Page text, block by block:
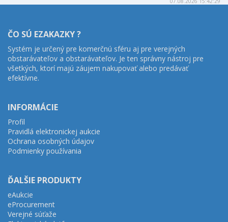
ČO SÚ EZAKAZKY ?
Systém je určený pre komerčnú sféru aj pre verejných
obstarávateľov a obstarávateľov. Je ten správny nástroj pre
všetkých, ktorí majú záujem nakupovať alebo predávať
efektívne.
INFORMÁCIE
Profil
Pravidlá elektronickej aukcie
Ochrana osobných údajov
Podmienky používania
ĎALŠIE PRODUKTY
eAukcie
eProcurement
Verejné súťaže